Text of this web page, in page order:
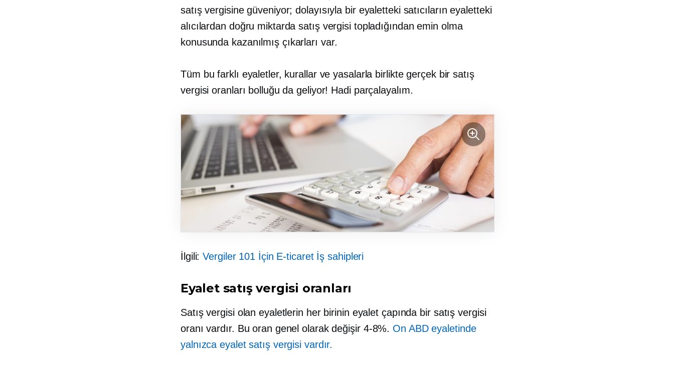
satış vergisine güveniyor; dolayısıyla bir eyaletteki satıcıların eyaletteki
alıcılardan doğru miktarda satış vergisi topladığından emin olma
konusunda kazanılmış çıkarları var.
Tüm bu farklı eyaletler, kurallar ve yasalarla birlikte gerçek bir satış
vergisi oranları bolluğu da geliyor! Hadi parçalayalım.
İlgili:Vergiler 101 İçin E-ticaretİş sahipleri
Eyalet satış vergisi oranları
Satış vergisi olan eyaletlerin her birinin eyalet çapında bir satış vergisi
oranı vardır. Bu oran genel olarak değişir 4-8%. On ABD eyaletinde
yalnızca eyalet satış vergisi vardır.